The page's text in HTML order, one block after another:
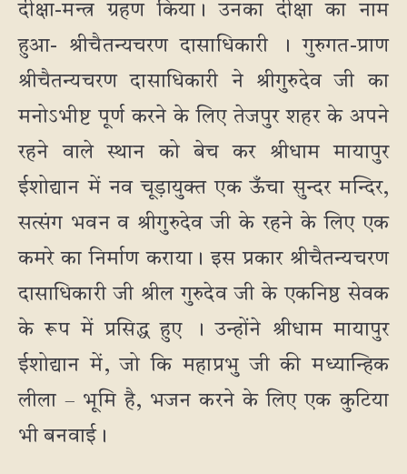
दीक्षा-मन्त्र ग्रहण किया। उनका दीक्षा का नाम
हुआ- श्रीचैतन्यचरण दासाधिकारी । गुरुगत-प्राण
श्रीचैतन्यचरण दासाधिकारी ने श्रीगुरुदेव जी का
मनोऽभीष्ट पूर्ण करने के लिए तेजपुर शहर के अपने
रहने वाले स्थान को बेच कर श्रीधाम मायापुर
ईशोद्यान में नव चूड़ायुक्त एक ऊँचा सुन्दर मन्दिर,
सत्संग भवन व श्रीगुरुदेव जी के रहने के लिए एक
कमरे का निर्माण कराया। इस प्रकार श्रीचैतन्यचरण
दासाधिकारी जी श्रील गुरुदेव जी के एकनिष्ठ सेवक
के रूप में प्रसिद्ध हुए । उन्होंने श्रीधाम मायापुर
ईशोद्यान में, जो कि महाप्रभु जी की मध्यान्हिक
लीला – भूमि है, भजन करने के लिए एक कुटिया
भी बनवाई।